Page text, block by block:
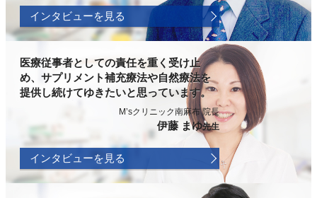
インタビューを見る
医療従事者としての責任を重く受け止
め、サプリメント補充療法や自然療法を
提供し続けてゆきたいと思っています。
M’sクリニック南麻布 院長
伊藤 まゆ先生
インタビューを見る